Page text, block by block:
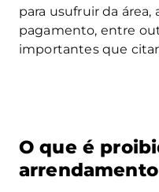
para usufruir da
pagamento, entre
importantes que
O que é